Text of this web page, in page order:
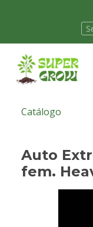
Catálogo
Auto
fem.